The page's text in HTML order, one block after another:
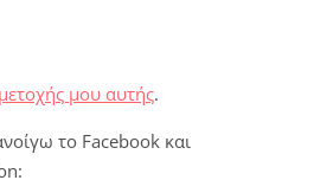
μου αυτής.
το Facebook και